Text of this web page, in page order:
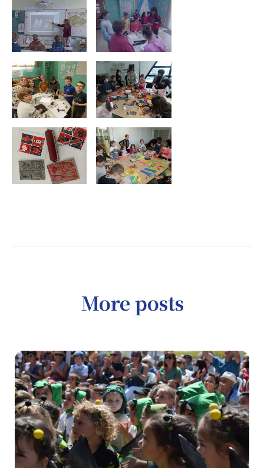
More posts